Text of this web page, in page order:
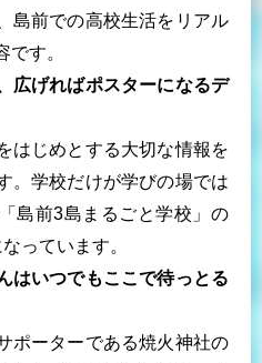
島前での高校生活をリアル
です。
広げればポスターになるデ
はじめとする大切な情報を
。学校だけが学びの場では
島前3島まるごと学校」の
っています。
はいつでもここで待っとる
ポーターである焼火神社の